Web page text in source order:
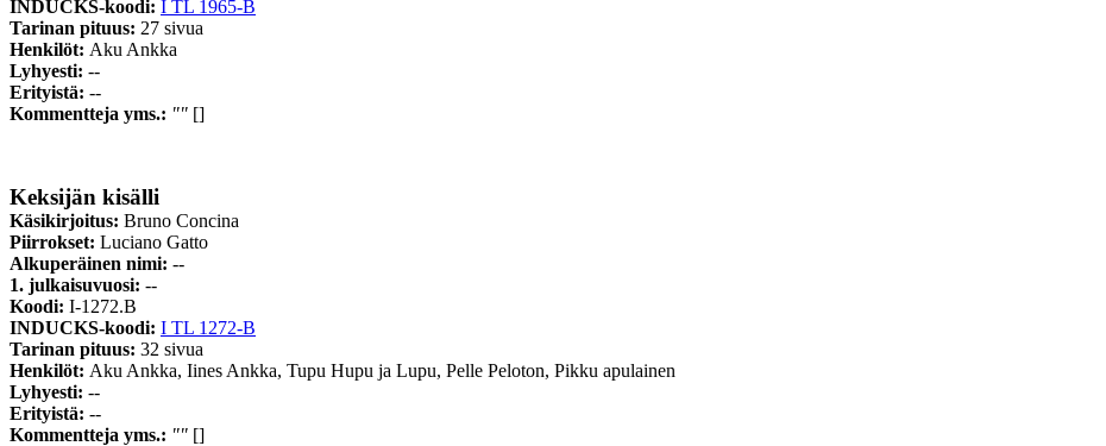
INDUCKS-koodi: I TL 1965-B
Tarinan pituus: 27 sivua
Henkilöt: Aku Ankka
Lyhyesti: --
Erityistä: --
Kommentteja yms.: "" []
Keksijän kisälli
Käsikirjoitus: Bruno Concina
Piirrokset: Luciano Gatto
Alkuperäinen nimi: --
1. julkaisuvuosi: --
Koodi: I-1272.B
INDUCKS-koodi: I TL 1272-B
Tarinan pituus: 32 sivua
Henkilöt: Aku Ankka, Iines Ankka, Tupu Hupu ja Lupu, Pelle Peloton, Pikku apulainen
Lyhyesti: --
Erityistä: --
Kommentteja yms.: "" []